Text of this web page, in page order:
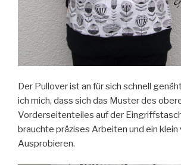
Der Pullover ist an für sich schnell
ich mich, dass sich das Muster des
Vorderseitenteiles auf der
brauchte präzises Arbeiten und ein klein
Ausprobieren.